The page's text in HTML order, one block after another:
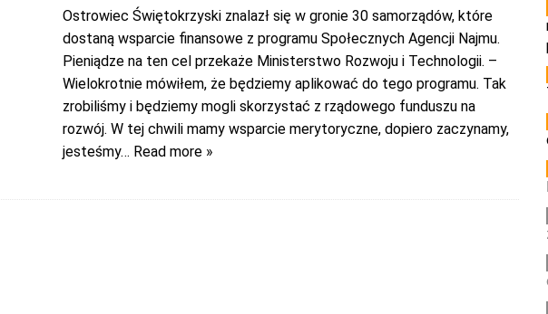
Ostrowiec Świętokrzyski znalazł się w gronie 30 samorządów, które
dostaną wsparcie finansowe z programu Społecznych Agencji Najmu.
Pieniądze na ten cel przekaże Ministerstwo Rozwoju i Technologii. –
Wielokrotnie mówiłem, że będziemy aplikować do tego programu. Tak
zrobiliśmy i będziemy mogli skorzystać z rządowego funduszu na
rozwój. W tej chwili mamy wsparcie merytoryczne, dopiero zaczynamy,
jesteśmy… Read more »